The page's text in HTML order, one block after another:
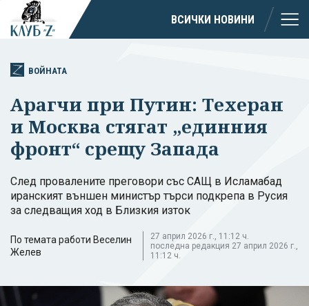
ВСИЧКИ НОВИНИ
ВОЙНАТА
Арагчи при Путин: Техеран
и Москва стягат „единния
фронт“ срещу Запада
След провалените преговори със САЩ в Исламабад
иранският външен министър търси подкрепа в Русия
за следващия ход в Близкия изток
По темата работи Веселин
Желев
27 април 2026 г., 11:12 ч.
последна редакция 27 април 2026 г.,
11:12 ч.